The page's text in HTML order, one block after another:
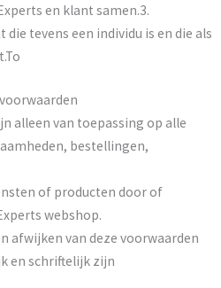
en klant samen.3.
die tevens een individu is en die als
alleen van toepassing op alle
bestellingen,
of producten door of
webshop.
afwijken van deze voorwaarden
en schriftelijk zijn